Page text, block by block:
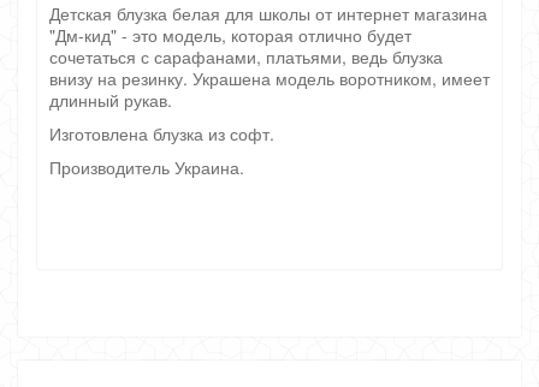
Детская блузка белая для школы от интернет магазина
"Дм-кид" - это модель, которая отлично будет
сочетаться с сарафанами, платьями, ведь блузка
внизу на резинку. Украшена модель воротником, имеет
длинный рукав.
Изготовлена блузка из софт.
Производитель Украина.